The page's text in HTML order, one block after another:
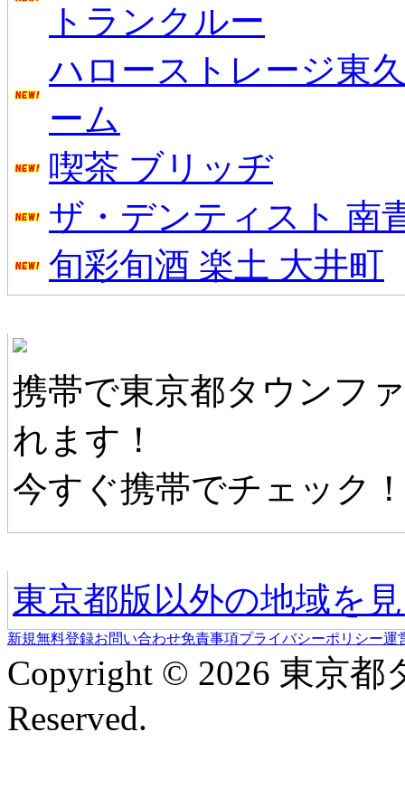
トランクルー
ハローストレージ東
ーム
喫茶 ブリッヂ
ザ・デンティスト 南
旬彩旬酒 楽土 大井町
携帯で東京都タウンフ
れます！
今すぐ携帯でチェック
東京都版以外の地域を
新規無料登録お問い合わせ免責事項プライバシーポリシー運
Copyright © 2026 東京
Reserved.